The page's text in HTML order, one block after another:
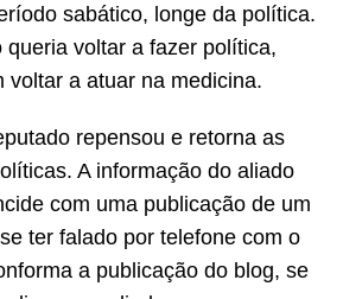
sabático, longe da política.
queria voltar a fazer política,
voltar a atuar na medicina.
repensou e retorna as
A informação do aliado
com uma publicação de um
ter falado por telefone com o
a publicação do blog, se